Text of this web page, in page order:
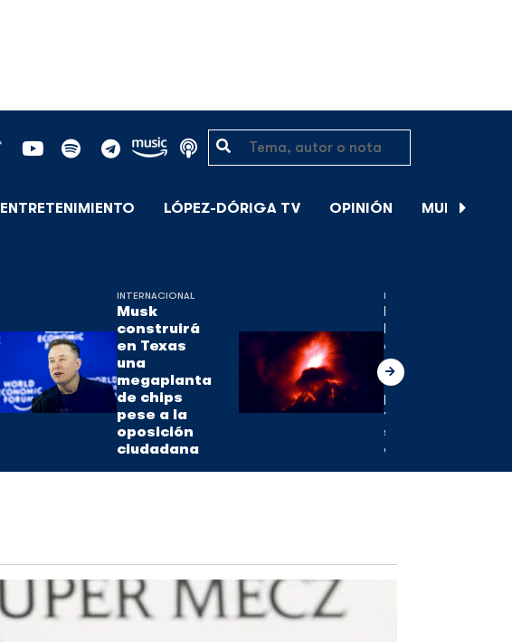
ENTRETENIMIENTO LÓPEZ-DÓRIGA TV OPINIÓN MUNDIAL
INTERNACIONAL
Musk
construirá
en Texas
una
megaplanta
de chips
pese a la
oposición
ciudadana
INTERNACIONAL
El volcán de
Fuego, uno
de los tres
activos en
Guatemala,
pierde
fuerza en
sus
erupciones